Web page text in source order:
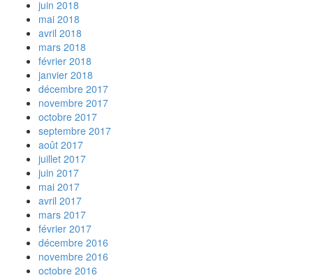
juin 2018
mai 2018
avril 2018
mars 2018
février 2018
janvier 2018
décembre 2017
novembre 2017
octobre 2017
septembre 2017
août 2017
juillet 2017
juin 2017
mai 2017
avril 2017
mars 2017
février 2017
décembre 2016
novembre 2016
octobre 2016